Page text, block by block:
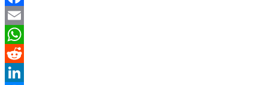
Facebook
Email
WhatsApp
Reddit